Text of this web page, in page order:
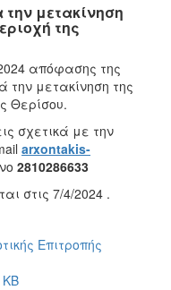
μετακίνηση
της
απόφασης της
την μετακίνηση της
Θερίσου.
σχετικά με την
arxontakis-
2810286633
στις 7/4/2024 .
Επιτροπής